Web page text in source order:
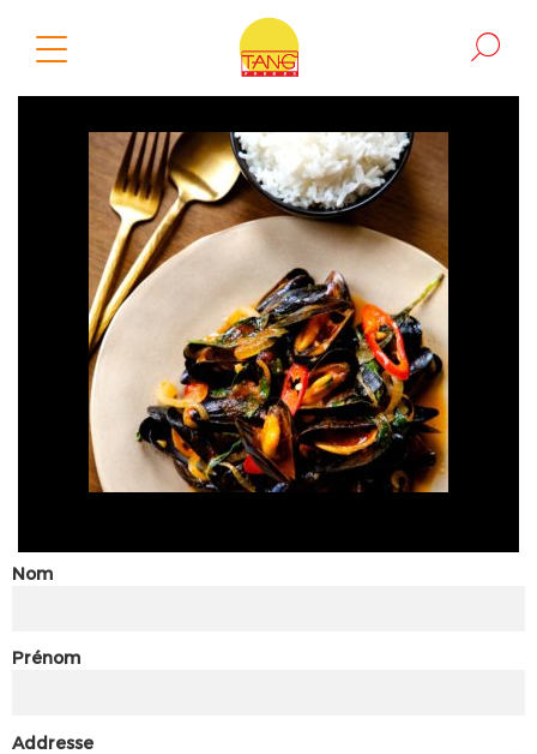
Nom
Prénom
Addresse